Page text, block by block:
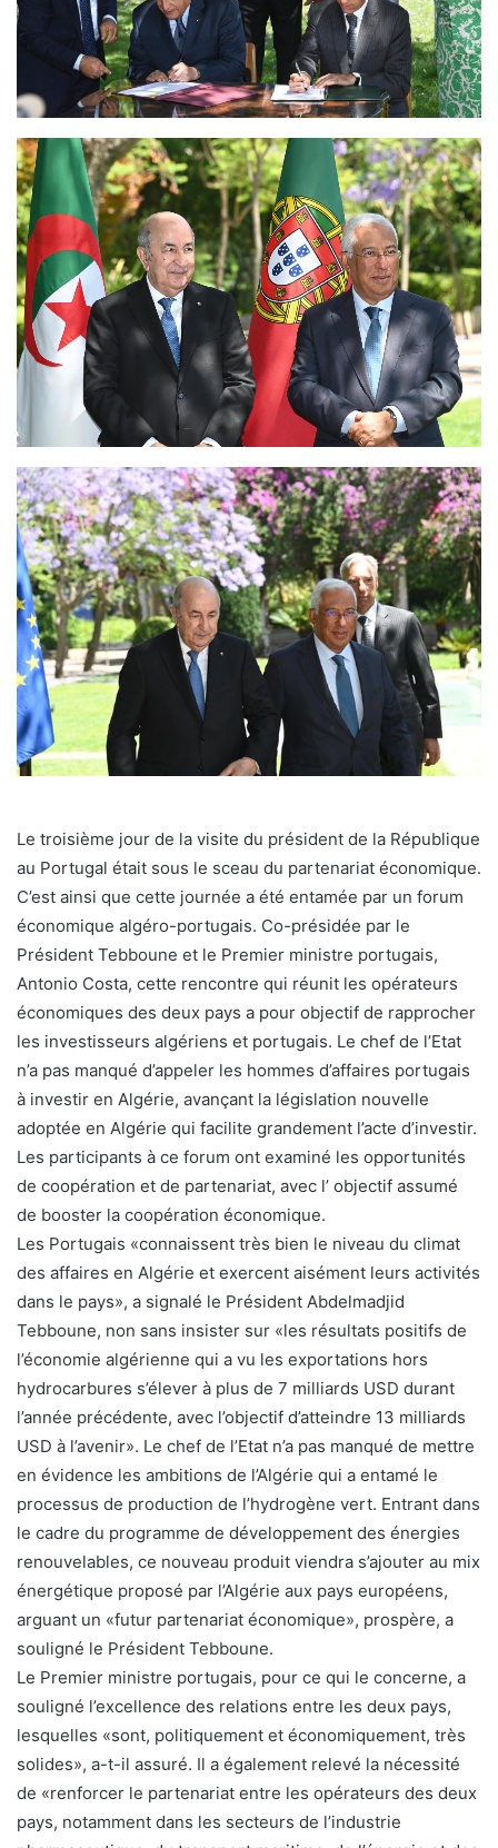
Le troisième jour de la visite du président de la République
au Portugal était sous le sceau du partenariat économique.
C’est ainsi que cette journée a été entamée par un forum
économique algéro-portugais. Co-présidée par le
Président Tebboune et le Premier ministre portugais,
Antonio Costa, cette rencontre qui réunit les opérateurs
économiques des deux pays a pour objectif de rapprocher
les investisseurs algériens et portugais. Le chef de l’Etat
n’a pas manqué d’appeler les hommes d’affaires portugais
à investir en Algérie, avançant la législation nouvelle
adoptée en Algérie qui facilite grandement l’acte d’investir.
Les participants à ce forum ont examiné les opportunités
de coopération et de partenariat, avec l’ objectif assumé
de booster la coopération économique.
Les Portugais «connaissent très bien le niveau du climat
des affaires en Algérie et exercent aisément leurs activités
dans le pays», a signalé le Président Abdelmadjid
Tebboune, non sans insister sur «les résultats positifs de
l’économie algérienne qui a vu les exportations hors
hydrocarbures s’élever à plus de 7 milliards USD durant
l’année précédente, avec l’objectif d’atteindre 13 milliards
USD à l’avenir». Le chef de l’Etat n’a pas manqué de mettre
en évidence les ambitions de l’Algérie qui a entamé le
processus de production de l’hydrogène vert. Entrant dans
le cadre du programme de développement des énergies
renouvelables, ce nouveau produit viendra s’ajouter au mix
énergétique proposé par l’Algérie aux pays européens,
arguant un «futur partenariat économique», prospère, a
souligné le Président Tebboune.
Le Premier ministre portugais, pour ce qui le concerne, a
souligné l’excellence des relations entre les deux pays,
lesquelles «sont, politiquement et économiquement, très
solides», a-t-il assuré. Il a également relevé la nécessité
de «renforcer le partenariat entre les opérateurs des deux
pays, notamment dans les secteurs de l’industrie